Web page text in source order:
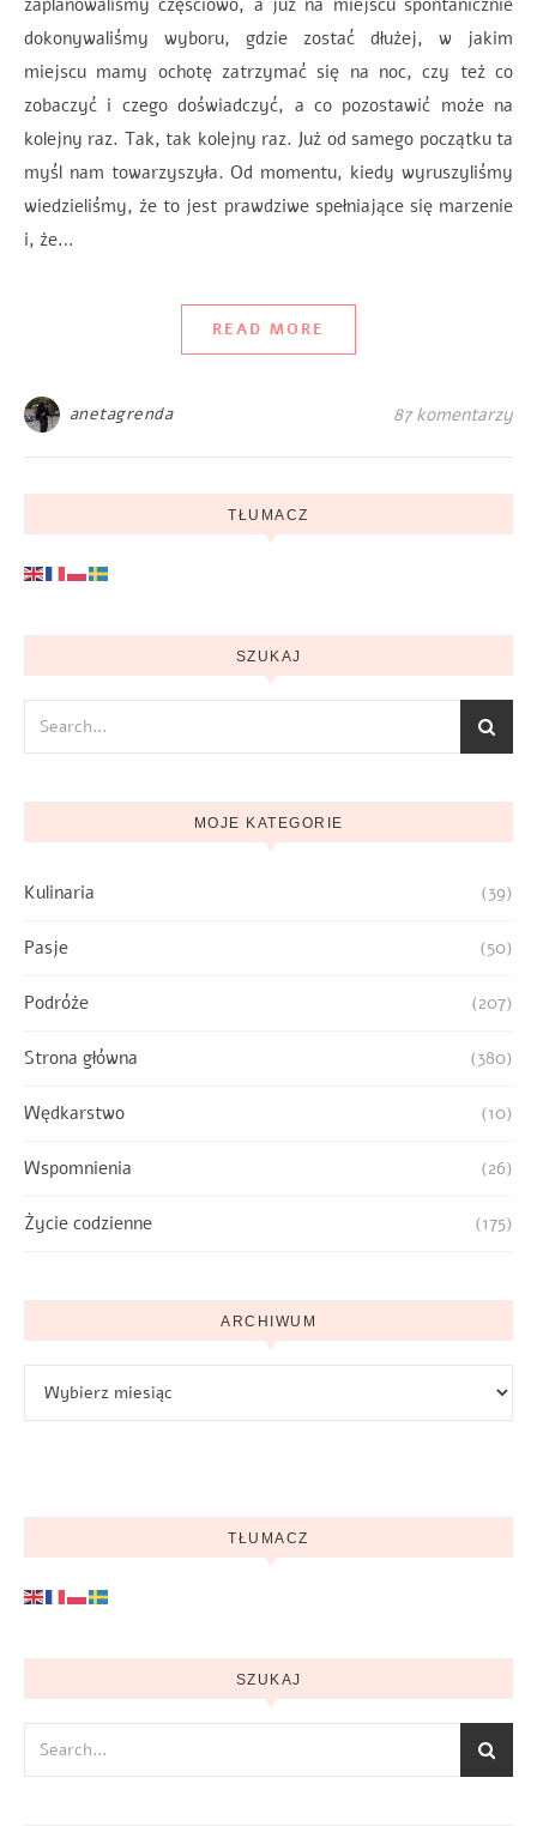
dokonywaliśmy wyboru, gdzie zostać dłużej, w jakim
miejscu mamy ochotę zatrzymać się na noc, czy też co
zobaczyć i czego doświadczyć, a co pozostawić może na
kolejny raz. Tak, tak kolejny raz. Już od samego początku ta
myśl nam towarzyszyła. Od momentu, kiedy wyruszyliśmy
wiedzieliśmy, że to jest prawdziwe spełniające się marzenie
i, że…
READ MORE
anetagrenda 87 komentarzy
TŁUMACZ
SZUKAJ
MOJE KATEGORIE
Kulinaria (39)
Pasje (50)
Podróże (207)
Strona główna (380)
Wędkarstwo (10)
Wspomnienia (26)
Życie codzienne (175)
ARCHIWUM
TŁUMACZ
SZUKAJ